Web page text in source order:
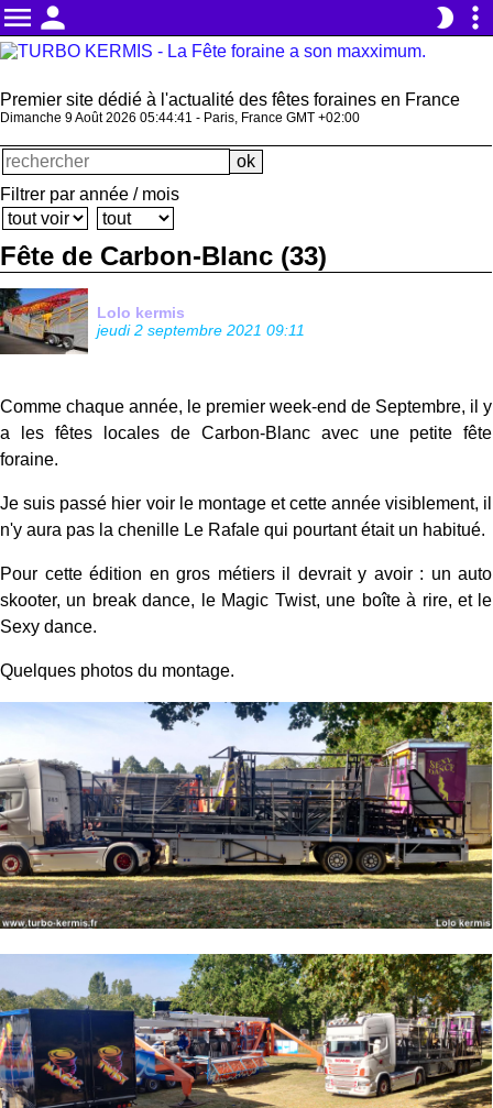
menu person brightness_2 more_vert
Premier site dédié à l'actualité des fêtes foraines en France
Dimanche 9 Août 2026 05:44:42 - Paris, France GMT +02:00
Filtrer par année / mois
Fête de Carbon-Blanc (33)
Lolo kermis
jeudi 2 septembre 2021 09:11
Comme chaque année, le premier week-end de Septembre, il y
a les fêtes locales de Carbon-Blanc avec une petite fête
foraine.
Je suis passé hier voir le montage et cette année visiblement, il
n'y aura pas la chenille Le Rafale qui pourtant était un habitué.
Pour cette édition en gros métiers il devrait y avoir : un auto
skooter, un break dance, le Magic Twist, une boîte à rire, et le
Sexy dance.
Quelques photos du montage.